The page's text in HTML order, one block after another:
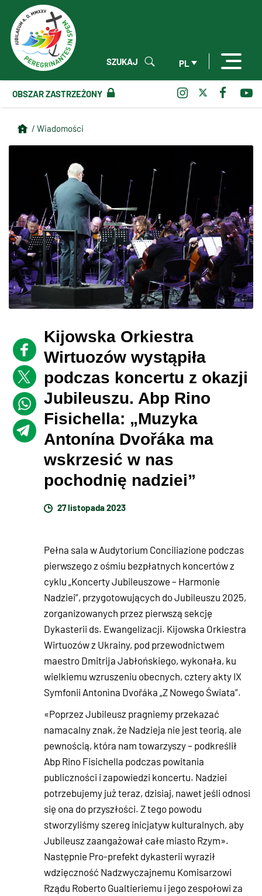
PL
SZUKAJ
OBSZAR ZASTRZEŻONY
/ Wiadomości
Kijowska Orkiestra
Wirtuozów wystąpiła
podczas koncertu z okazji
Jubileuszu. Abp Rino
Fisichella: „Muzyka
Antonína Dvořáka ma
wskrzesić w nas
pochodnię nadziei”
27 listopada 2023
Pełna sala w Audytorium Conciliazione podczas
pierwszego z ośmiu bezpłatnych koncertów z
cyklu „Koncerty Jubileuszowe – Harmonie
Nadziei”, przygotowujących do Jubileuszu 2025,
zorganizowanych przez pierwszą sekcję
Dykasterii ds. Ewangelizacji. Kijowska Orkiestra
Wirtuozów z Ukrainy, pod przewodnictwem
maestro Dmitrija Jabłońskiego, wykonała, ku
wielkiemu wzruszeniu obecnych, cztery akty IX
Symfonii Antonìna Dvořáka „Z Nowego Świata”.
«Poprzez Jubileusz pragniemy przekazać
namacalny znak, że Nadzieja nie jest teorią, ale
pewnością, która nam towarzyszy – podkreślił
Abp Rino Fisichella podczas powitania
publiczności i zapowiedzi koncertu. Nadziei
potrzebujemy już teraz, dzisiaj, nawet jeśli odnosi
się ona do przyszłości. Z tego powodu
stworzyliśmy szereg inicjatyw kulturalnych, aby
Jubileusz zaangażował całe miasto Rzym».
Następnie Pro-prefekt dykasterii wyraził
wdzięczność Nadzwyczajnemu Komisarzowi
Rządu Roberto Gualtieriemu i jego zespołowi za